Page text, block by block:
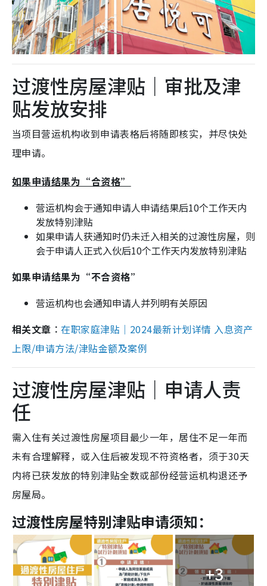
过渡性房屋津贴｜审批及津
贴发放安排
当项目营运机构收到申请表格后将随即核实，并尽快处
理申请。
如果申请结果为“合资格”
营运机构会于通知申请人申请结果后10个工作天内
发放特别津贴
如果申请人获通知时仍未迁入相关的过渡性房屋，则
会于申请人正式入伙后10个工作天内发放特别津贴
如果申请结果为“不合资格”
营运机构也会通知申请人并列明有关原因
相关文章︰在职家庭津贴｜2024最新计划详情 入息资产
上限/申请方法/津贴金额及案例
过渡性房屋津贴｜申请人责
任
需入住有关过渡性房屋项目最少一年，居住不足一年而
未有合理解释，或入住后被发现不符资格者，须于30天
内将已获发放的特别津贴全数或部份经营运机构退还予
房屋局。
过渡性房屋特别津贴申请须知：
+3